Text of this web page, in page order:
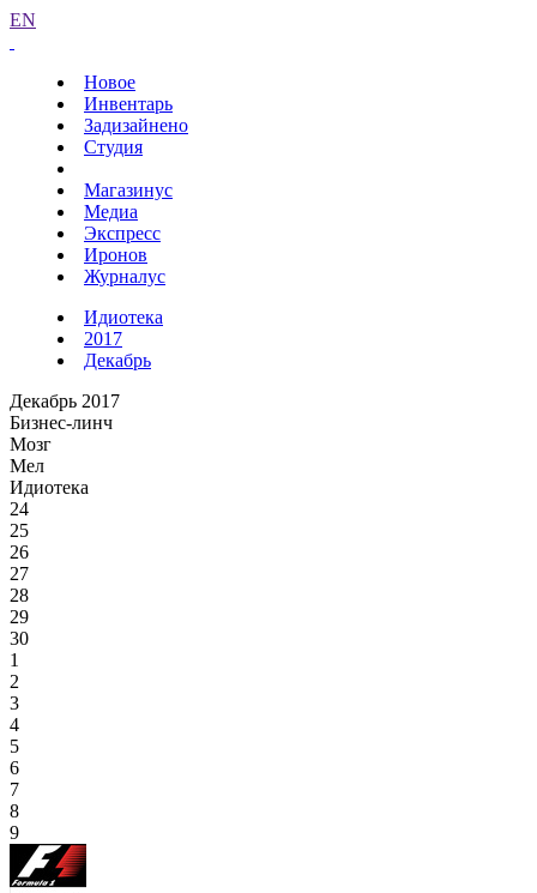
EN
Новое
Инвентарь
Задизайнено
Студия
Магазинус
Медиа
Экспресс
Иронов
Журналус
Идиотека
2017
Декабрь
Декабрь 2017
Бизнес-линч
Мозг
Мел
Идиотека
24
25
26
27
28
29
30
1
2
3
4
5
6
7
8
9